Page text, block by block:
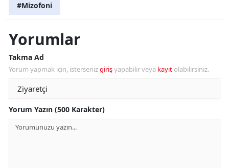
#Mizofoni
Yorumlar
Takma Ad
Yorum yapmak için, istersenizgirişyapabilir veya kayıt olabilirsiniz.
Yorum Yazın (500 Karakter)